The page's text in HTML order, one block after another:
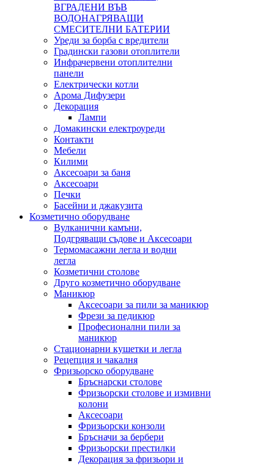
ВГРАДЕНИ ВЪВ
ВОДОНАГРЯВАЩИ
СМЕСИТЕЛНИ БАТЕРИИ
Уреди за борба с вредители
Градински газови отоплители
Инфрачервени отоплителни
панели
Електрически котли
Арома Дифузери
Декорация
Лампи
Домакински електроуреди
Контакти
Мебели
Килими
Аксесоари за баня
Аксесоари
Печки
Басейни и джакузита
Козметично оборудване
Вулканични камъни,
Подгряващи съдове и Аксесоари
Термомасажни легла и водни
легла
Козметични столове
Друго козметично оборудване
Маникюр
Аксесоари за пили за маникюр
Фрези за педикюр
Професионални пили за
маникюр
Стационарни кушетки и легла
Рецепция и чакалня
Фризьорско оборудване
Бръснарски столове
Фризьорски столове и измивни
колони
Аксесоари
Фризьорски конзоли
Бръсначи за бербери
Фризьорски престилки
Декорация за фризьори и